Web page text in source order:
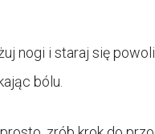
nogi i staraj się
bólu.